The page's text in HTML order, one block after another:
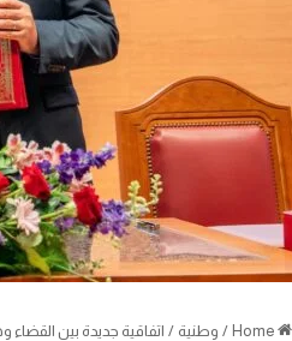
/ وطنية / اتفاقية جديدة بين القضاء